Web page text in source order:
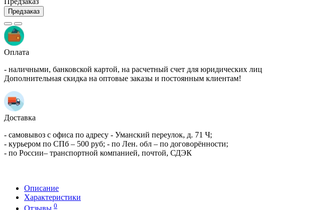
Предзаказ
Оплата
- наличными, банковской картой, на расчетный счет для юридических лиц
Дополнительная скидка на оптовые заказы и постоянным клиентам!
Доставка
- самовывоз с офиса по адресу - Уманский переулок, д. 71 Ч;
- курьером по СПб – 500 руб; - по Лен. обл – по договорённости;
- по России– транспортной компанией, почтой, СДЭК
Описание
Характеристики
0